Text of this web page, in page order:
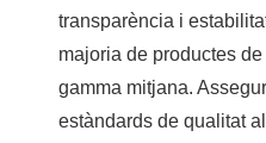
transparència i
majoria de productes
gamma mitjana.
estàndards de qualitat